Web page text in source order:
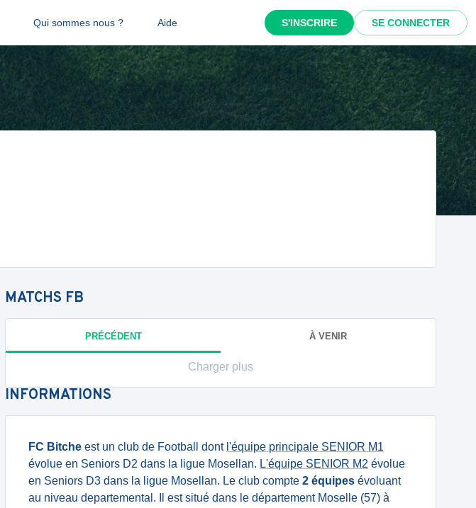
Qui sommes nous ? Aide S'INSCRIRE SE CONNECTER
MATCHS FB
PRÉCÉDENT À VENIR
Charger plus
INFORMATIONS
FC Bitche est un club de Football dont l'équipe principale SENIOR M1
évolue en Seniors D2 dans la ligue Mosellan. L'équipe SENIOR M2 évolue
en Seniors D3 dans la ligue Mosellan. Le club compte 2 équipes évoluant
au niveau departemental. Il est situé dans le département Moselle (57) à